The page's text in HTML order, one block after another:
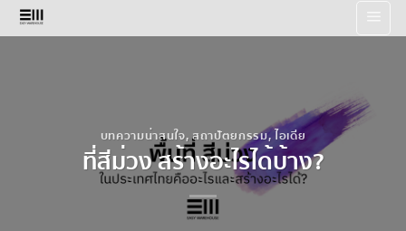
Skip
to
บทความน่าสนใจ,สถาปัตยกรรม,ไอเดีย
ที่สีม่วง สร้างอะไรได้บ้าง?